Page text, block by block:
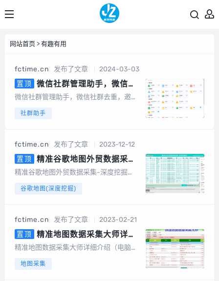
网站首页 > 有趣有用
fctime.cn 发布了文章
2024-03-03
置顶
微信社群管理助手，微信社
群去重，含社群引流、社群运营、
自动回复、清理僵尸粉等等智能功
微信社群管理助手，微信社群去重，邀请
端开发的群管辅助软件，为团队及企业提
开。2、另外，也有企微版必销客，企销
客可以...
社群助手
fctime.cn 发布了文章
2023-12-12
置顶
精准谷歌地图外贸数据采集-
深度挖掘（电脑版）
精准谷歌地图外贸数据采集-深度挖掘
基于谷歌地图数据采集的软件，可以采集
词采集、一键采集邮箱、一键导出、数据
去重等，更...
谷歌地图(深度挖掘)
fctime.cn 发布了文章
2023-02-21
置顶
精准地图数据采集大师详细
介绍（电脑版，手机版）
精准地图数据采集大师详细介绍（电脑
精准地图数据采集大师安卓手机版是一款
地图采集